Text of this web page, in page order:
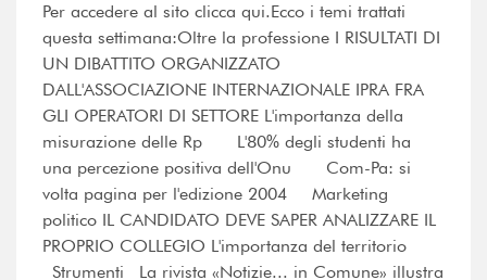
Per accedere al sito clicca qui.Ecco i temi trattati
questa settimana:Oltre la professione I RISULTATI DI
UN DIBATTITO ORGANIZZATO
DALL'ASSOCIAZIONE INTERNAZIONALE IPRA FRA
GLI OPERATORI DI SETTORE L'importanza della
misurazione delle Rp L'80% degli studenti ha
una percezione positiva dell'Onu Com-Pa: si
volta pagina per l'edizione 2004 Marketing
politico IL CANDIDATO DEVE SAPER ANALIZZARE IL
PROPRIO COLLEGIO L'importanza del territorio
Strumenti La rivista «Notizie... in Comune» illustra